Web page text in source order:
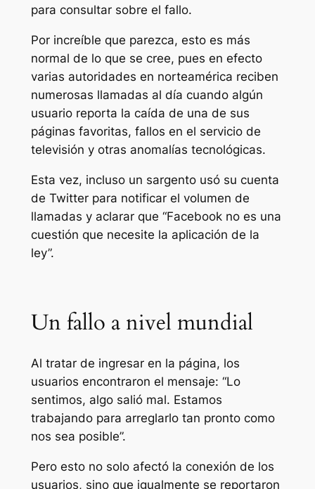
para consultar sobre el fallo.
Por increíble que parezca, esto es más
normal de lo que se cree, pues en efecto
varias autoridades en norteamérica reciben
numerosas llamadas al día cuando algún
usuario reporta la caída de una de sus
páginas favoritas, fallos en el servicio de
televisión y otras anomalías tecnológicas.
Esta vez, incluso un sargento usó su cuenta
de Twitter para notificar el volumen de
llamadas y aclarar que “Facebook no es una
cuestión que necesite la aplicación de la
ley”.
Un fallo a nivel mundial
Al tratar de ingresar en la página, los
usuarios encontraron el mensaje: “Lo
sentimos, algo salió mal. Estamos
trabajando para arreglarlo tan pronto como
nos sea posible”.
Pero esto no solo afectó la conexión de los
usuarios, sino que igualmente se reportaron